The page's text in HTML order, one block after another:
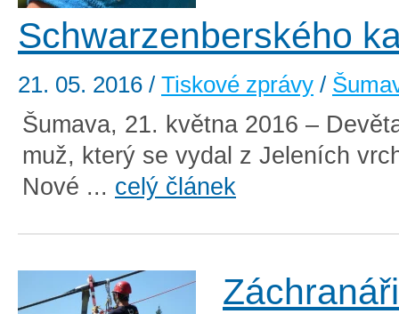
Schwarzenberského
21. 05. 2016 / Tiskové zprávy /
Šumava, 21. května 2016 –
muž, který se vydal z Jeleních
Nové ... celý článek